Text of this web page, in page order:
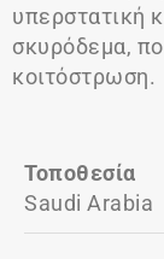
υπερστατική
σκυρόδεμα,
κοιτόστρωση.
Τοποθεσία
Saudi Arabia